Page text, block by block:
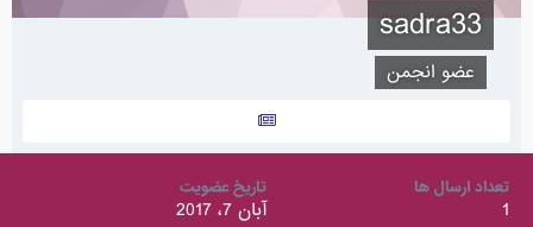
sadra33
عضو انجمن
تعداد ارسال ها
1
تاریخ عضویت
آبان 7، 2017